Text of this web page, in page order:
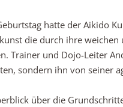
hatte der Aikido
die durch ihre weichen
Trainer und Dojo-Leiter
sondern ihn von seiner
über die